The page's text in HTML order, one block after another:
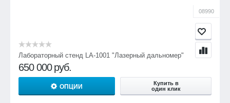
08990
Лабораторный стенд LA-1001 "Лазерный дальномер"
650 000 руб.
ОПЦИИ
Купить в
один клик